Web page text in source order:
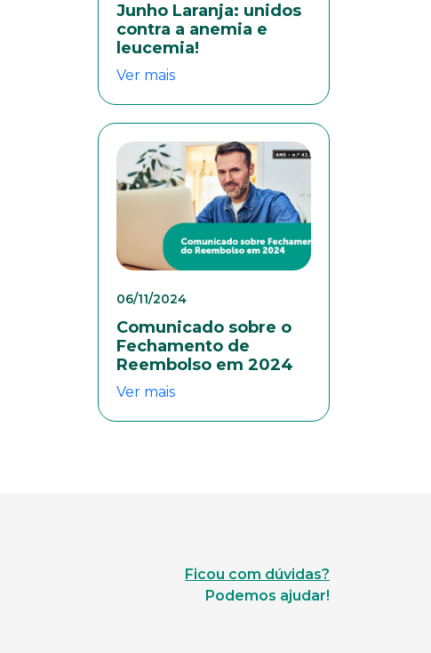
Junho Laranja: unidos
contra a anemia e
leucemia!
Ver mais
06/11/2024
Comunicado sobre o
Fechamento de
Reembolso em 2024
Ver mais
Ficou com dúvidas?
Podemos ajudar!